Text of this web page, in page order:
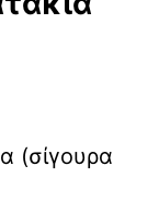
(σίγουρα